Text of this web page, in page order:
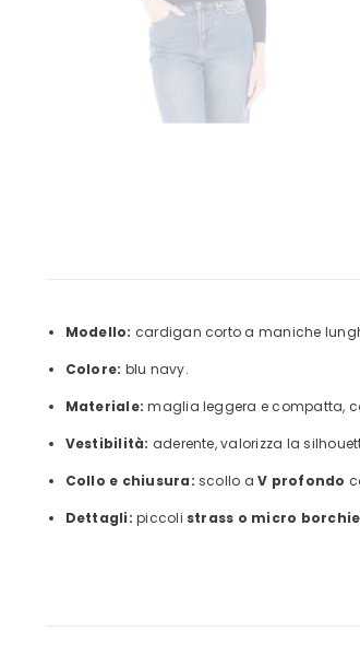
Modello: cardigan corto a maniche
Colore: blu navy.
Materiale: maglia leggera e compatta,
Vestibilità: aderente, valorizza la
Collo e chiusura: scollo aV profondo
Dettagli: piccoli strass o micro